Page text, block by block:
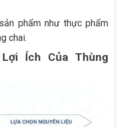
phẩm như thực phẩm
chai.
Ích Của Thùng